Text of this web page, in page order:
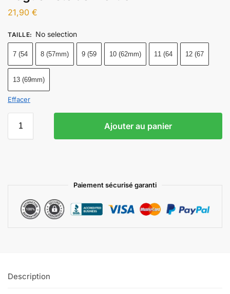
21,90 €
TAILLE: No selection
7 (54 8 (57mm) 9 (59 10 (62mm) 11 (64 12 (67
13 (69mm)
Effacer
Ajouter au panier
Paiement sécurisé garanti
Description